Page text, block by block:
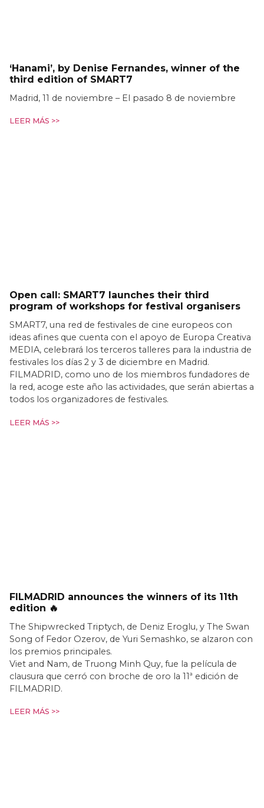
‘Hanami’, by Denise Fernandes, winner of the
third edition of SMART7
Madrid, 11 de noviembre – El pasado 8 de noviembre
LEER MÁS >>
Open call: SMART7 launches their third
program of workshops for festival organisers
SMART7, una red de festivales de cine europeos con
ideas afines que cuenta con el apoyo de Europa Creativa
MEDIA, celebrará los terceros talleres para la industria de
festivales los días 2 y 3 de diciembre en Madrid.
FILMADRID, como uno de los miembros fundadores de
la red, acoge este año las actividades, que serán abiertas a
todos los organizadores de festivales.
LEER MÁS >>
FILMADRID announces the winners of its 11th
edition 🔥
The Shipwrecked Triptych, de Deniz Eroglu, y The Swan
Song of Fedor Ozerov, de Yuri Semashko, se alzaron con
los premios principales.
Viet and Nam, de Truong Minh Quy, fue la película de
clausura que cerró con broche de oro la 11ª edición de
FILMADRID.
LEER MÁS >>